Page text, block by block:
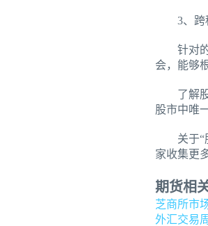
3、跨
针对的
会，能够
了解股
股市中唯
关于“股
家收集更
期货相
芝商所市
外汇交易